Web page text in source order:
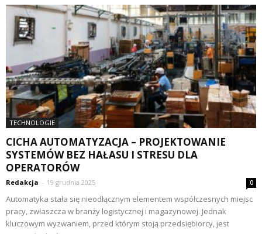
TECHNOLOGIE
CICHA AUTOMATYZACJA – PROJEKTOWANIE
SYSTEMÓW BEZ HAŁASU I STRESU DLA
OPERATORÓW
Redakcja - 19 grudnia 2025 0
Automatyka stała się nieodłącznym elementem współczesnych miejsc
pracy, zwłaszcza w branży logistycznej i magazynowej. Jednak
kluczowym wyzwaniem, przed którym stoją przedsiębiorcy, jest